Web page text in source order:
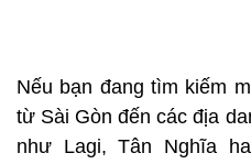
Nếu bạn đang tìm kiếm
từ Sài Gòn đến các địa
như Lagi, Tân Nghĩa